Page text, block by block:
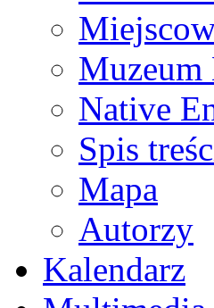
Muzeum
Native
Spis
Mapa
Autorzy
Kalendarz